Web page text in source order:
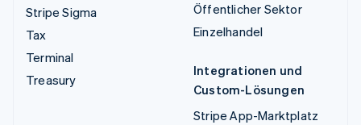
Stripe Sigma
Tax
Terminal
Treasury
Öffentlicher Sektor
Einzelhandel
Integrationen und
Custom-Lösungen
Stripe App-Marktplatz